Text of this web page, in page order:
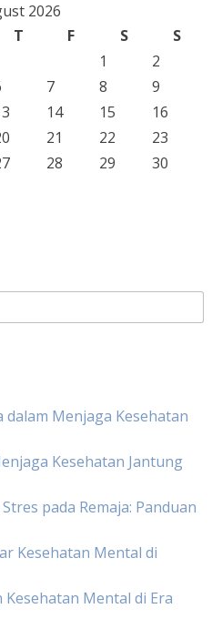
2026
T F S
S
1
2
7 8
9
14 15
16
21 22
23
28 29
30
dalam Menjaga Kesehatan
Kesehatan Jantung
pada Remaja: Panduan
Kesehatan Mental di
Mental di Era